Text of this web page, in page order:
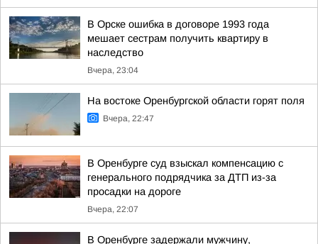
В Орске ошибка в договоре 1993 года
мешает сестрам получить квартиру в
наследство
Вчера, 23:04
На востоке Оренбургской области горят поля
Вчера, 22:47
В Оренбурге суд взыскал компенсацию с
генерального подрядчика за ДТП из-за
просадки на дороге
Вчера, 22:07
В Оренбурге задержали мужчину,